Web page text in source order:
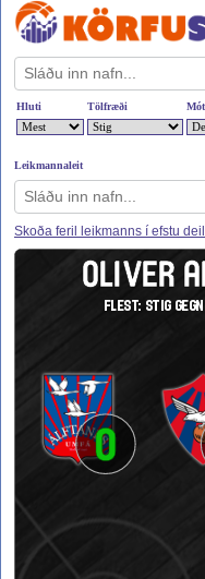
Hluti Tölfræði Mót
Leikmannaleit
Skoða feril leikmanns í efstu
OLIVER
FLEST: STIG
0